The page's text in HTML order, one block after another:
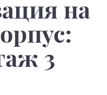
в
каталог
апартаментов
класса
на
3